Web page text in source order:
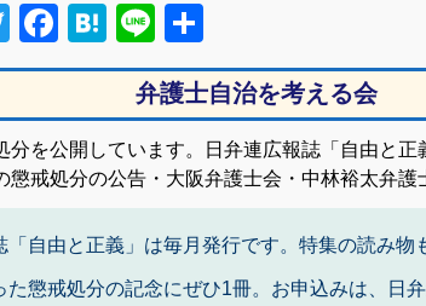
TwitterFacebook
Hatena
Line
有
弁護士自治を考える会
分を公開しています。日弁連広報誌「自由と
懲戒処分の公告・大阪弁護士会・中林裕太弁護
「自由と正義」は毎月発行です。特集の読み物
た懲戒処分の記念にぜひ1冊。お申込みは、日